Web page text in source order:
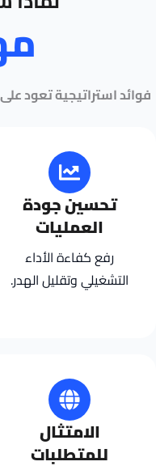
فوائد استراتيجية تعود
تحسين جودة
العمليات
رفع كفاءة الأداء
التشغيلي وتقليل الهدر.
الامتثال
للمتطلبات